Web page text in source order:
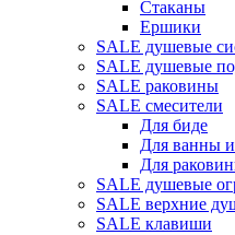
Стаканы
Ершики
SALE душевые
SALE душевые
SALE раковины
SALE смесители
Для биде
Для ванны
Для
SALE душевые
SALE верхние
SALE клавиши